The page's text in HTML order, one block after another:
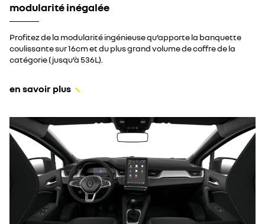
modularité inégalée
Profitez de la modularité ingénieuse qu’apporte la banquette
coulissante sur 16cm et du plus grand volume de coffre de la
catégorie (jusqu’à 536L).
en savoir plus